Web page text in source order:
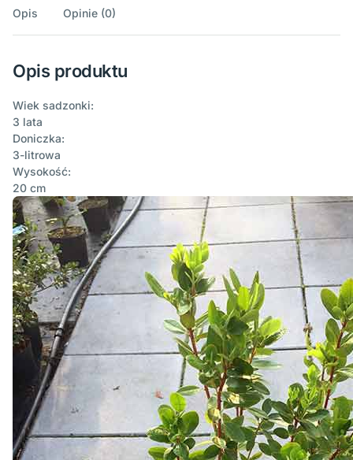
Opis Opinie (0)
Opis produktu
Wiek sadzonki:
3 lata
Doniczka:
3-litrowa
Wysokość:
20 cm